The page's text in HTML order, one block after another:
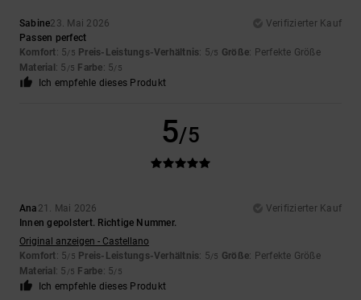
Sabine23. Mai 2026
Verifizierter Kauf
Passen perfect
Komfort: 5/5 Preis-Leistungs-Verhältnis: 5/5 Größe: Perfekte Größe
Material : 5 /5 Farbe: 5/5
Ich empfehle dieses Produkt
5/5
Ana 21. Mai 2026
Verifizierter Kauf
Innen gepolstert. Richtige Nummer.
Original anzeigen - Castellano
Komfort: 5/5 Preis-Leistungs-Verhältnis: 5/5 Größe: Perfekte Größe
Material : 5 /5 Farbe: 5/5
Ich empfehle dieses Produkt